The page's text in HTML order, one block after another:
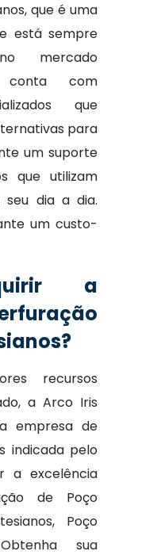
que é uma
está sempre
mercado
conta com
que
para
um suporte
que utilizam
seu dia a dia.
um custo-
a
recursos
a Arco Iris
empresa de
indicada pelo
a excelência
de Poço
Poço
sua